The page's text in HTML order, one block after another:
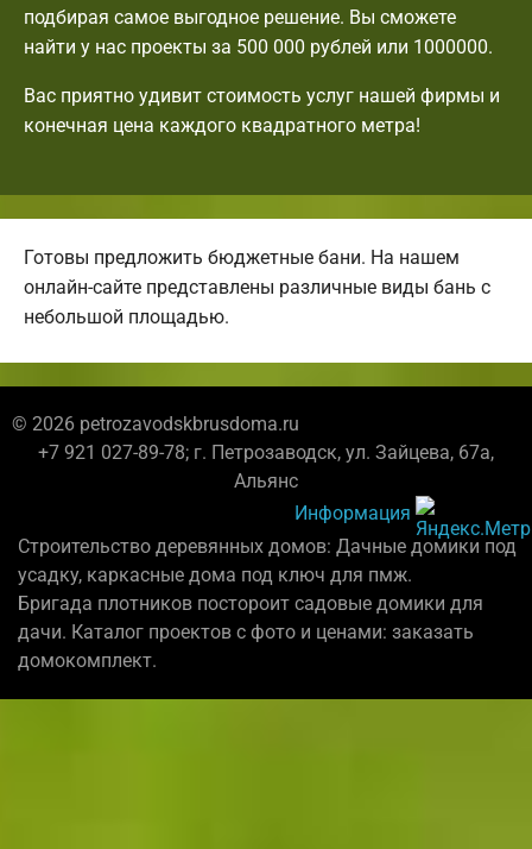
подбирая самое выгодное решение. Вы сможете
найти у нас проекты за 500 000 рублей или 1000000.
Вас приятно удивит стоимость услуг нашей фирмы и
конечная цена каждого квадратного метра!
Готовы предложить бюджетные бани. На нашем
онлайн-сайте представлены различные виды бань с
небольшой площадью.
© 2026 petrozavodskbrusdoma.ru
+7 921 027-89-78; г. Петрозаводск, ул. Зайцева, 67а,
Альянс
Информация
Строительство деревянных домов: Дачные домики под
усадку, каркасные дома под ключ для пмж.
Бригада плотников постороит садовые домики для
дачи. Каталог проектов с фото и ценами: заказать
домокомплект.